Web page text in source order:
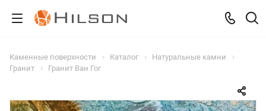
Каменные поверхности Каталог
Натуральные камни
Гранит
Гранит Ван Гог